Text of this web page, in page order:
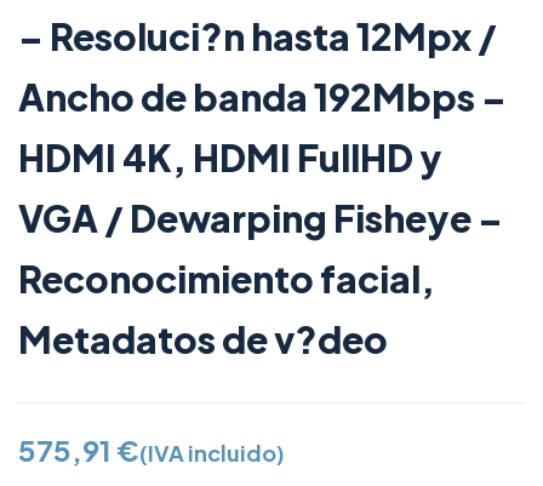
– Resoluci?n hasta 12Mpx /
Ancho de banda 192Mbps –
HDMI 4K, HDMI FullHD y
VGA / Dewarping Fisheye –
Reconocimiento facial,
Metadatos de v?deo
575,91 €(IVA incluido)